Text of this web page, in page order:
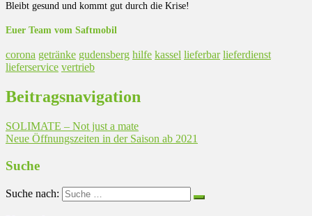
Bleibt gesund und kommt gut durch die Krise!
Euer Team vom Saftmobil
corona getränke gudensberg hilfe kassel lieferbar lieferdienst
lieferservice vertrieb
Beitragsnavigation
SOLIMATE – Not just a mate
Neue Öffnungszeiten in der Saison ab 2021
Suche
Suche nach: